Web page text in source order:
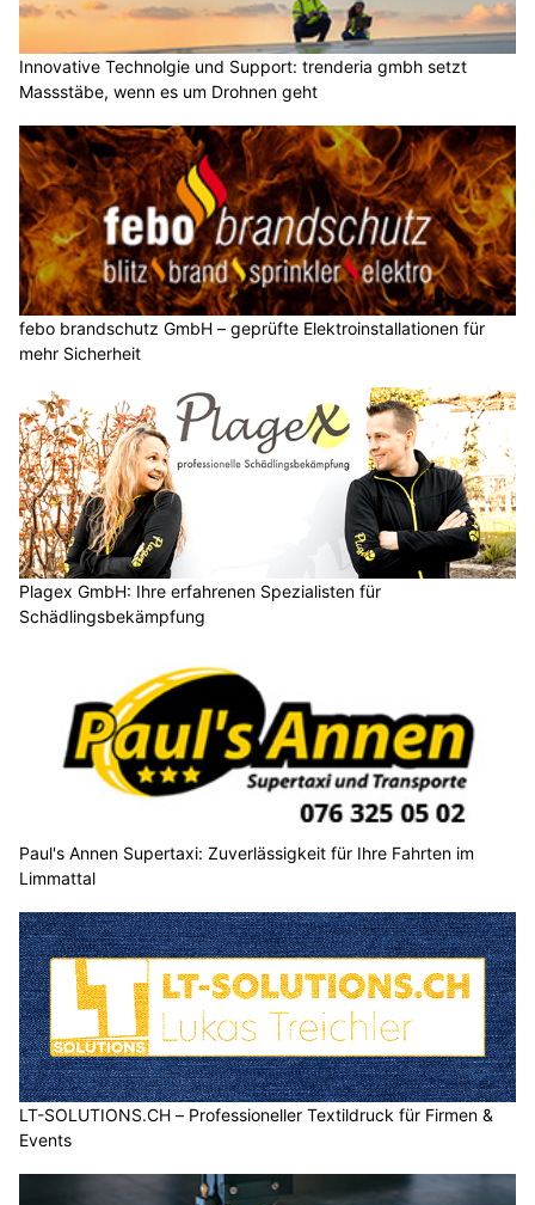
Innovative Technolgie und Support: trenderia gmbh setzt
Massstäbe, wenn es um Drohnen geht
febo brandschutz GmbH – geprüfte Elektroinstallationen für
mehr Sicherheit
Plagex GmbH: Ihre erfahrenen Spezialisten für
Schädlingsbekämpfung
Paul's Annen Supertaxi: Zuverlässigkeit für Ihre Fahrten im
Limmattal
LT-SOLUTIONS.CH – Professioneller Textildruck für Firmen &
Events